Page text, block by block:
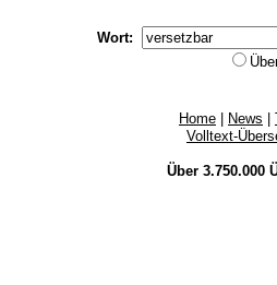
Wort:
Home News
Volltext-
Über 3.750.000